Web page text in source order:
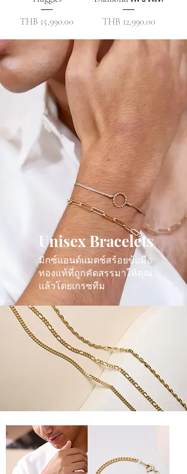
ราคา
THB 15,990.00
ราคา
THB 12,990.00
Unisex Bracelets
มิกซ์แอนด์แมตช์สร้อยข้อมือ
ทองแท้ที่ถูกคัดสรรมาให้คุณ
แล้วโดยเกรซทีม